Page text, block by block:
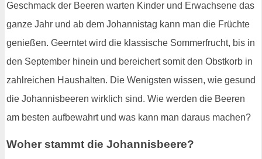
Geschmack der Beeren warten Kinder und Erwachsene das
ganze Jahr und ab dem Johannistag kann man die Früchte
genießen. Geerntet wird die klassische Sommerfrucht, bis in
den September hinein und bereichert somit den Obstkorb in
zahlreichen Haushalten. Die Wenigsten wissen, wie gesund
die Johannisbeeren wirklich sind. Wie werden die Beeren
am besten aufbewahrt und was kann man daraus machen?
Woher stammt die Johannisbeere?